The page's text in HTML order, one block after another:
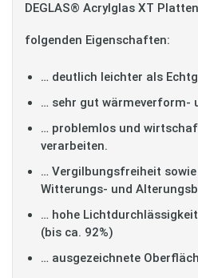
DEGLAS® Acrylglas XT
folgenden Eigenschaften:
… deutlich leichter als
… sehr gut wärmeverform-
… problemlos und
verarbeiten.
… Vergilbungsfreiheit
Witterungs- und
… hohe
(bis ca. 92%)
… ausgezeichnete